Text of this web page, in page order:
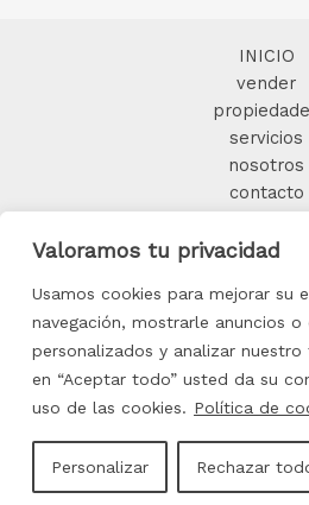
Valoramos tu privacidad
Usamos cookies para mejorar su
navegación, mostrarle anuncios o
personalizados y analizar
en “Aceptar todo” usted da su
uso de las cookies. Política de
Personalizar Rechazar
INICIO
vender
servicios
nosotros
contacto
Copyright © 2025
Aviso legal|Política de